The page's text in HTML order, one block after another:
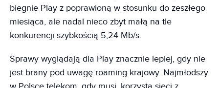
biegnie Play z poprawioną w stosunku do zeszłego
miesiąca, ale nadal nieco zbyt małą na tle
konkurencji szybkością 5,24 Mb/s.
Sprawy wyglądają dla Play znacznie lepiej, gdy nie
jest brany pod uwagę roaming krajowy. Najmłodszy